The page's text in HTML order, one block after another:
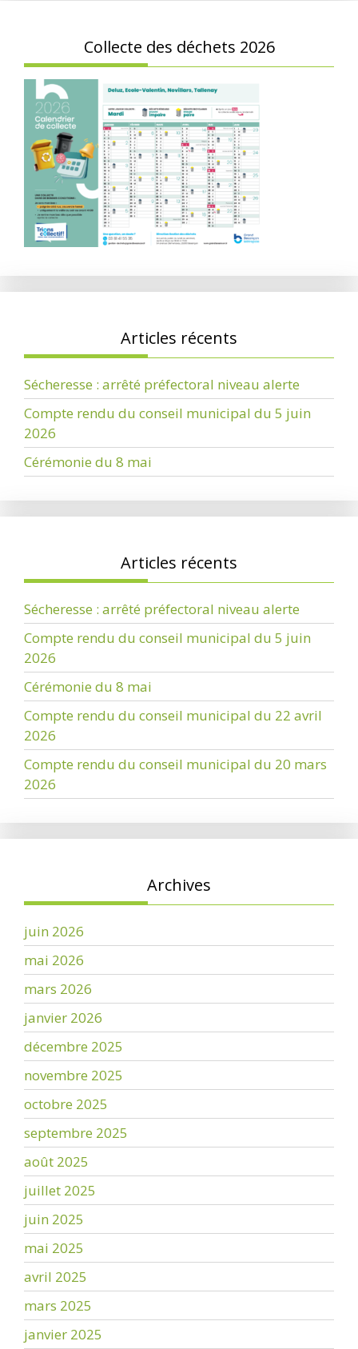
Collecte des déchets 2026
Articles récents
Sécheresse : arrêté préfectoral niveau alerte
Compte rendu du conseil municipal du 5 juin
2026
Cérémonie du 8 mai
Articles récents
Sécheresse : arrêté préfectoral niveau alerte
Compte rendu du conseil municipal du 5 juin
2026
Cérémonie du 8 mai
Compte rendu du conseil municipal du 22 avril
2026
Compte rendu du conseil municipal du 20 mars
2026
Archives
juin 2026
mai 2026
mars 2026
janvier 2026
décembre 2025
novembre 2025
octobre 2025
septembre 2025
août 2025
juillet 2025
juin 2025
mai 2025
avril 2025
mars 2025
janvier 2025